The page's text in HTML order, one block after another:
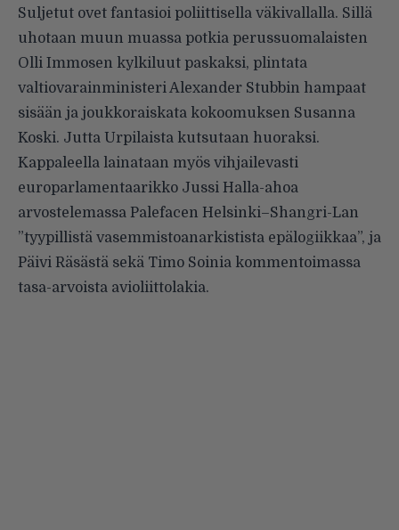
Suljetut ovet fantasioi poliittisella väkivallalla. Sillä
uhotaan muun muassa potkia perussuomalaisten
Olli Immosen kylkiluut paskaksi, plintata
valtiovarainministeri Alexander Stubbin hampaat
sisään ja joukkoraiskata kokoomuksen Susanna
Koski. Jutta Urpilaista kutsutaan huoraksi.
Kappaleella lainataan myös vihjailevasti
europarlamentaarikko Jussi Halla-ahoa
arvostelemassa Palefacen Helsinki–Shangri-Lan
”tyypillistä vasemmistoanarkistista epälogiikkaa”, ja
Päivi Räsästä sekä Timo Soinia kommentoimassa
tasa-arvoista avioliittolakia.